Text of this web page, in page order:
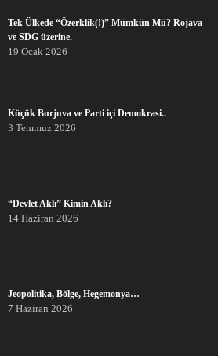
Tek Ülkede “Özerklik(!)” Mümkün Mü? Rojava
ve SDG üzerine.
19 Ocak 2026
Küçük Burjuva ve Parti içi Demokrasi..
3 Temmuz 2026
“Devlet Aklı” Kimin Aklı?
14 Haziran 2026
Jeopolitika, Bölge, Hegemonya…
7 Haziran 2026